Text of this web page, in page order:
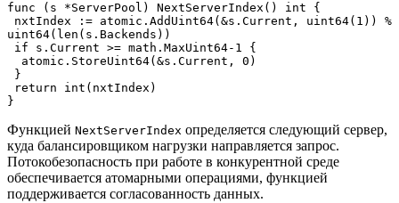
func (s *ServerPool) NextServerIndex() int {
uint64(len(s.Backends))
if s.Current >= math.MaxUint64-1 {
  atomic.StoreUint64(&s.Current, 0)
}
return int(nxtIndex)
}
Функцией NextServerIndex определяется следующий сервер,
куда балансировщиком нагрузки направляется запрос.
Потокобезопасность при работе в конкурентной среде
обеспечивается атомарными операциями, функцией
поддерживается согласованность данных.